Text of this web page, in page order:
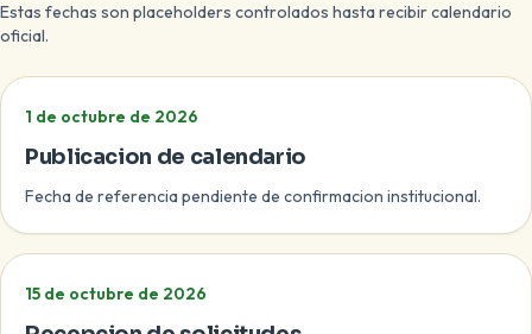
Estas fechas son placeholders controlados hasta recibir calendario
oficial.
1 de octubre de 2026
Publicacion de calendario
Fecha de referencia pendiente de confirmacion institucional.
15 de octubre de 2026